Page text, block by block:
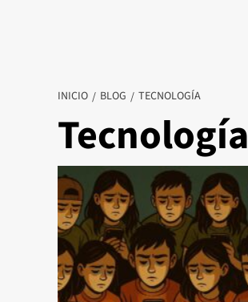
INICIO BLOG TECNOLOGÍA
Tecnología